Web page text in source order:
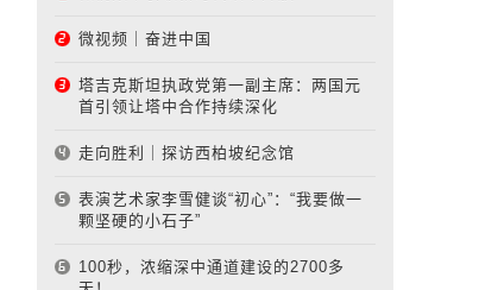
微视频｜奋进中国
塔吉克斯坦执政党第一副主席：两国元
首引领让塔中合作持续深化
走向胜利｜探访西柏坡纪念馆
表演艺术家李雪健谈“初心”：“我要做一
颗坚硬的小石子”
100秒，浓缩深中通道建设的2700多